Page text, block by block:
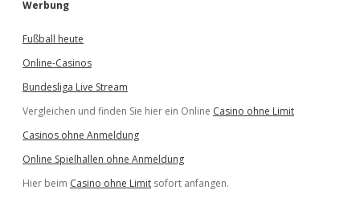
Werbung
Fußball heute
Online-Casinos
Bundesliga Live Stream
Vergleichen und finden Sie hier ein Online Casino ohne Limit
Casinos ohne Anmeldung
Online Spielhallen ohne Anmeldung
Hier beim Casino ohne Limit sofort anfangen.